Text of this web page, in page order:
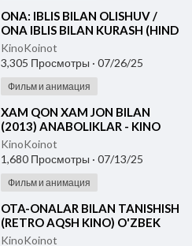
⁣ONA: IBLIS BILAN OLISHUV /
ONA IBLIS BILAN KURASH (HIND
KINO 2025) UZBEK TILIDA
KinoKoinot
3,305 Просмотры · 07/26/25
Фильм и анимация
⁣XAM QON XAM JON BILAN
(2013) ANABOLIKLAR - KINO
UZBEK TILIDA
KinoKoinot
1,680 Просмотры · 07/13/25
Фильм и анимация
⁣OTA-ONALAR BILAN TANISHISH
(RETRO AQSH KINO) O'ZBEK
TILIDA
KinoKoinot